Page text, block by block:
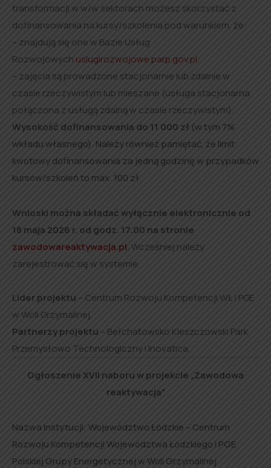
transformacji w w/w sektorach możesz skorzystać z
dofinansowania na kursy/szkolenia pod warunkiem, że:
– znajdują się one w Bazie Usług
Rozwojowych uslugirozwojowe.parp.gov.pl,
– zajęcia są prowadzone stacjonarnie lub zdalnie w
czasie rzeczywistym lub mieszane (usługa stacjonarna
połączona z usługą zdalną w czasie rzeczywistym).
Wysokość dofinansowania do 11 000 zł (w tym 7%
wkładu własnego). Należy również pamiętać, że limit
kwotowy dofinansowania za jedną godzinę w przypadków
kursów/szkoleń to max. 100 zł.
Wnioski można składać wyłącznie elektronicznie od
18 maja 2026 r. od godz. 17.00 na stronie
zawodowareaktywacja.pl. Wcześniej należy
zarejestrować się w systemie.
Lider projektu – Centrum Rozwoju Kompetencji WŁ i PGE
w Woli Grzymalinej.
Partnerzy projektu – Bełchatowsko Kleszczowski Park
Przemysłowo Technologiczny i Inovatica.
Ogłoszenie XVII naboru w projekcie „Zawodowa
reaktywacja”
Nazwa Instytucji: Województwo Łódzkie – Centrum
Rozwoju Kompetencji Województwa Łódzkiego i PGE
Polskiej Grupy Energetycznej w Woli Grzymalinej